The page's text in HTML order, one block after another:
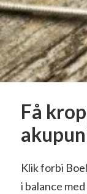
Få
Klik forbi
i balance